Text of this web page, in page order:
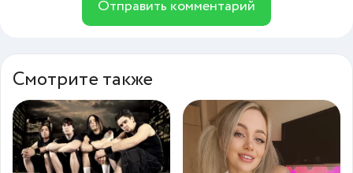
Отправить комментарий
Смотрите также